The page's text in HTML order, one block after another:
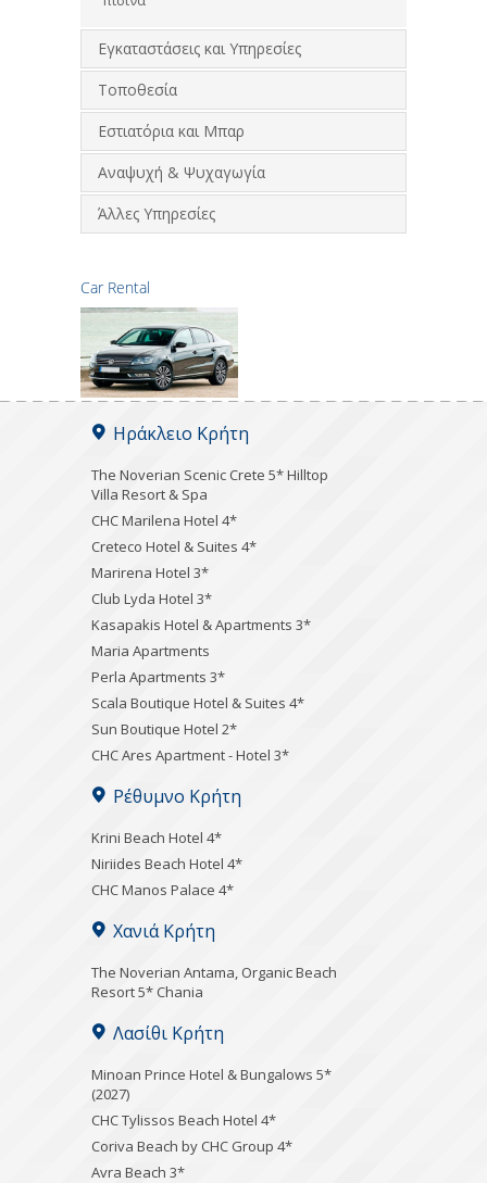
Εγκαταστάσεις και Υπηρεσίες
Τοποθεσία
Εστιατόρια και Μπαρ
Αναψυχή & Ψυχαγωγία
Άλλες Υπηρεσίες
Car Rental
Ηράκλειο Κρήτη
The Noverian Scenic Crete 5* Hilltop
Villa Resort & Spa
CHC Marilena Hotel 4*
Creteco Hotel & Suites 4*
Marirena Hotel 3*
Club Lyda Hotel 3*
Kasapakis Hotel & Apartments 3*
Maria Apartments
Perla Apartments 3*
Scala Boutique Hotel & Suites 4*
Sun Boutique Hotel 2*
CHC Ares Apartment - Hotel 3*
Ρέθυμνο Κρήτη
Krini Beach Hotel 4*
Niriides Beach Hotel 4*
CHC Manos Palace 4*
Χανιά Κρήτη
Τhe Noverian Antama, Organic Beach
Resort 5* Chania
Λασίθι Κρήτη
Minoan Prince Hotel & Bungalows 5*
(2027)
CHC Tylissos Beach Hotel 4*
Coriva Beach by CHC Group 4*
Avra Beach 3*